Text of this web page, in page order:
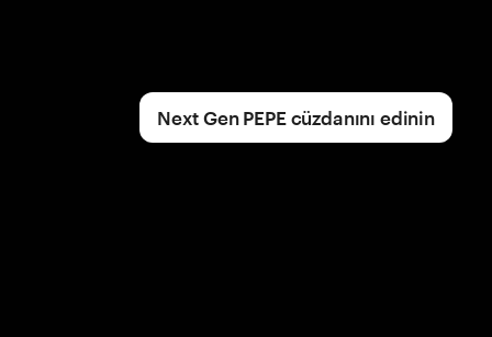
Next Gen PEPE cüzdanını edinin